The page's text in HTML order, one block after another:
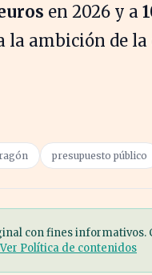
en 2026 y a
ambición de la
presupuesto público
con fines informativos.
Ver Política de contenidos